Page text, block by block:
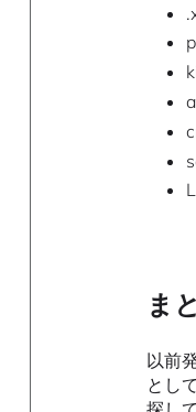
ま
以前
とし